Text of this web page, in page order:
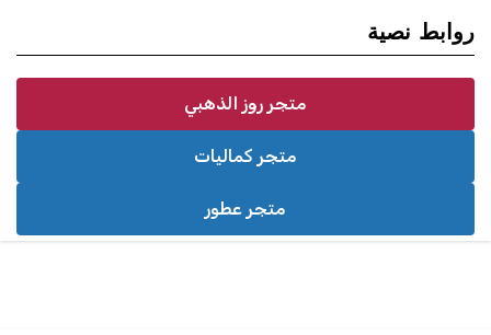
روابط نصية
متجر روز الذهبي
متجر كماليات
متجر عطور